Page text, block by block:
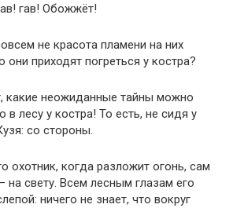
гав! Обожжёт!
не красота пламени на них
они приходят погреться у костра?
какие неожиданные тайны можно
в лесу у костра! То есть, не сидя у
со стороны.
охотник, когда разложит огонь, сам
на свету. Всем лесным глазам его
ничего не знает, что вокруг